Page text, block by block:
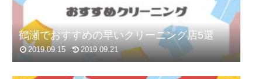
鶴瀬でおすすめの早いクリーニング店5選
2019.09.15 2019.09.21